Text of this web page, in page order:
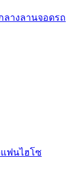
ลางลานจอดรถ
ฟนไฮโซ